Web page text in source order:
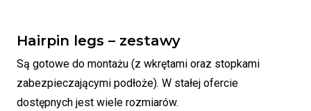
Hairpin legs – zestawy
Są gotowe do montażu (z wkrętami oraz stopkami
zabezpieczającymi podłoże). W stałej ofercie
dostępnych jest wiele rozmiarów.